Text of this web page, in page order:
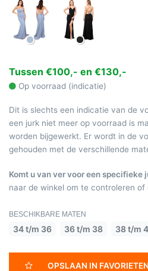
Tussen €100,- en €130,-
Op voorraad (indicatie)
Dit is slechts een indicatie van de
een jurk niet meer op voorraad is
worden bijgewerkt. Er wordt in de
gehouden met de verschillende
Komt u van ver voor een specifieke
naar de winkel om te controleren of
BESCHIKBARE MATEN
34 t/m 36 36 t/m 38 38 t/m
OPSLAAN IN FAVORIETEN